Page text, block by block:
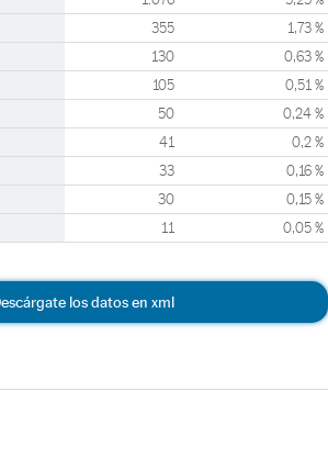
355 1,73 %
130 0,63 %
105 0,51 %
50 0,24 %
41 0,2 %
33 0,16 %
30 0,15 %
11 0,05 %
los datos en xml